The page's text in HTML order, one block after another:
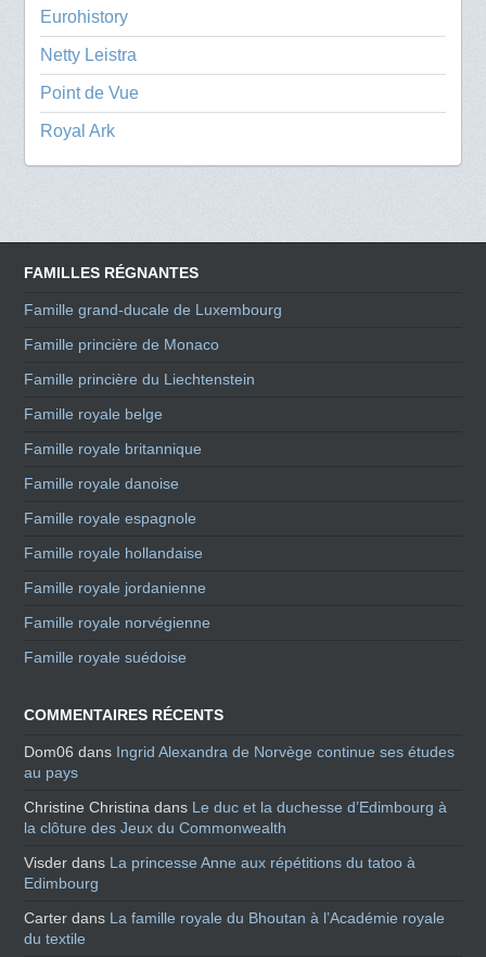
Eurohistory
Netty Leistra
Point de Vue
Royal Ark
FAMILLES RÉGNANTES
Famille grand-ducale de Luxembourg
Famille princière de Monaco
Famille princière du Liechtenstein
Famille royale belge
Famille royale britannique
Famille royale danoise
Famille royale espagnole
Famille royale hollandaise
Famille royale jordanienne
Famille royale norvégienne
Famille royale suédoise
COMMENTAIRES RÉCENTS
Dom06 dans Ingrid Alexandra de Norvège continue ses études
au pays
Christine Christina dans Le duc et la duchesse d’Edimbourg à
la clôture des Jeux du Commonwealth
Visder dans La princesse Anne aux répétitions du tatoo à
Edimbourg
Carter dans La famille royale du Bhoutan à l’Académie royale
du textile